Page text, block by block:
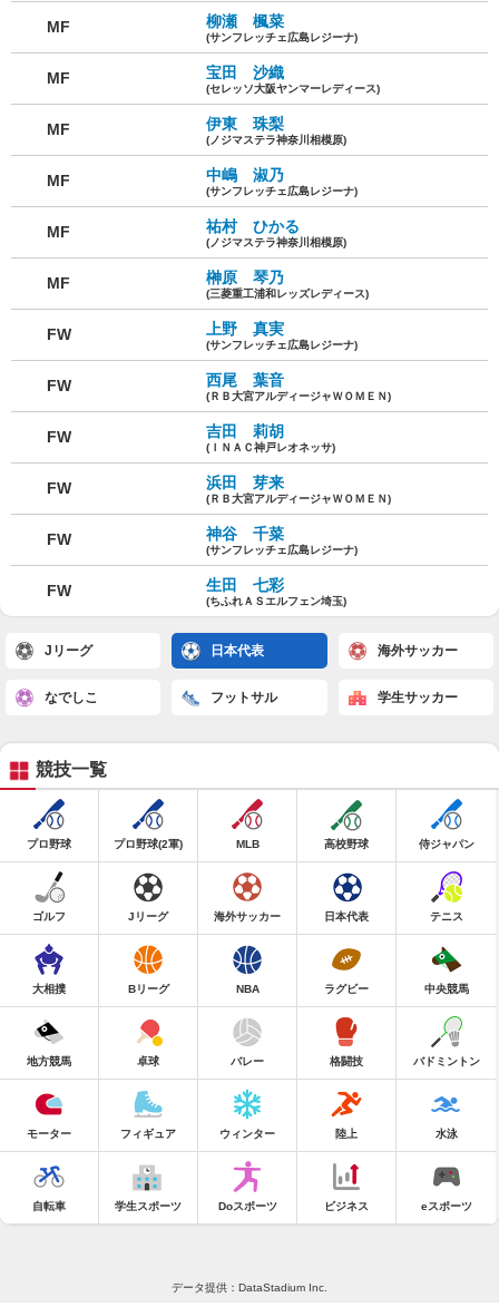
MF 柳瀬 楓菜
(サンフレッチェ広島レジーナ)
MF 宝田 沙織
(セレッソ大阪ヤンマーレディース)
MF 伊東 珠梨
(ノジマステラ神奈川相模原)
MF 中嶋 淑乃
(サンフレッチェ広島レジーナ)
MF 祐村 ひかる
(ノジマステラ神奈川相模原)
MF 榊原 琴乃
(三菱重工浦和レッズレディース)
FW 上野 真実
(サンフレッチェ広島レジーナ)
FW 西尾 葉音
(ＲＢ大宮アルディージャＷＯＭＥＮ)
FW 吉田 莉胡
(ＩＮＡＣ神戸レオネッサ)
FW 浜田 芽来
(ＲＢ大宮アルディージャＷＯＭＥＮ)
FW 神谷 千菜
(サンフレッチェ広島レジーナ)
FW 生田 七彩
(ちふれＡＳエルフェン埼玉)
Jリーグ 日本代表 海外サッカー
なでしこ フットサル 学生サッカー
競技一覧
プロ野球 プロ野球(2軍) MLB 高校野球 侍ジャパン
ゴルフ Jリーグ 海外サッカー 日本代表 テニス
大相撲 Bリーグ NBA ラグビー 中央競馬
地方競馬 卓球 バレー 格闘技 バドミントン
モーター フィギュア ウィンター 陸上 水泳
自転車 学生スポーツ Doスポーツ ビジネス eスポーツ
データ提供：DataStadium Inc.